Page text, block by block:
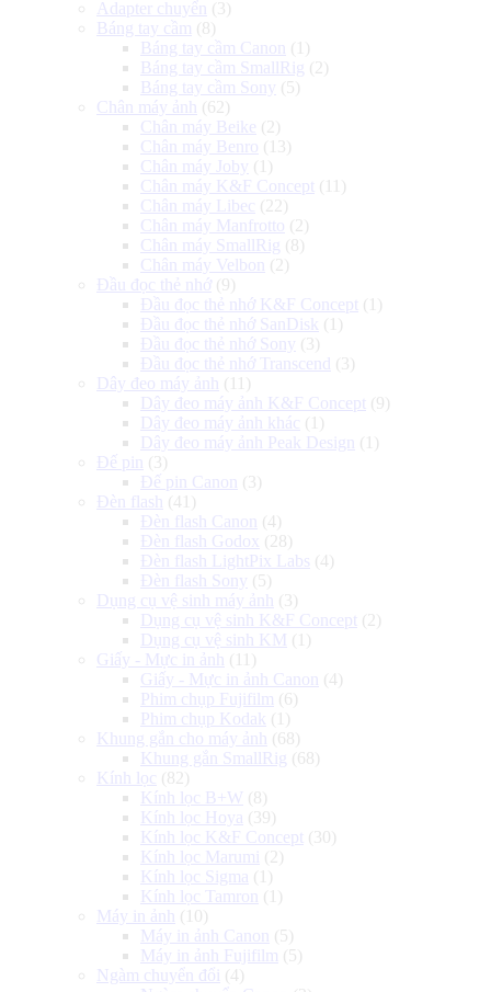
Adapter chuyển
(3)
Báng tay cầm (8)
Báng tay cầm Canon
(1)
Báng tay cầm SmallRig (2)
Báng tay cầm Sony (5)
Chân máy ảnh
(62)
Chân máy Beike (2)
Chân máy Benro (13)
Chân máy Joby (1)
Chân máy K&F Concept (11)
Chân máy Libec (22)
Chân máy Manfrotto (2)
Chân máy SmallRig (8)
Chân máy Velbon
(2)
Đầu đọc thẻ nhớ (9)
Đầu đọc thẻ nhớ K&F Concept (1)
Đầu đọc thẻ nhớ SanDisk (1)
Đầu đọc thẻ nhớ Sony (3)
Đầu đọc thẻ nhớ Transcend
(3)
Dây đeo máy ảnh
(11)
Dây đeo máy ảnh K&F Concept (9)
Dây đeo máy ảnh khác (1)
Dây đeo máy ảnh Peak Design
(1)
Đế pin
(3)
Đế pin Canon
(3)
Đèn flash
(41)
Đèn flash Canon
(4)
Đèn flash Godox (28)
Đèn flash LightPix Labs (4)
Đèn flash Sony (5)
Dụng cụ vệ sinh máy ảnh
(3)
Dụng cụ vệ sinh K&F Concept (2)
Dụng cụ vệ sinh KM (1)
Giấy - Mực in ảnh
(11)
Giấy - Mực in ảnh Canon
(4)
Phim chụp Fujifilm (6)
Phim chụp Kodak (1)
Khung gắn cho máy ảnh
(68)
Khung gắn SmallRig (68)
Kính lọc (82)
Kính lọc B+W (8)
Kính lọc Hoya (39)
Kính lọc K&F Concept (30)
Kính lọc Marumi (2)
Kính lọc Sigma (1)
Kính lọc Tamron
(1)
Máy in ảnh
(10)
Máy in ảnh Canon
(5)
Máy in ảnh Fujifilm (5)
Ngàm chuyển đổi (4)